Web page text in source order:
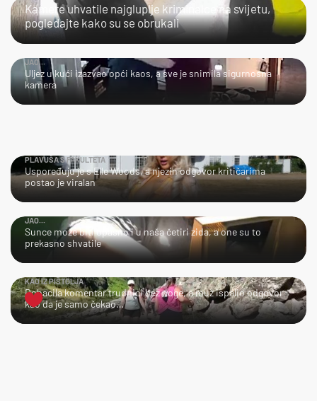
Kamere uhvatile najgluplje kriminalce na svijetu,
pogledajte kako su se obrukali
JAO...
Uljez u kući izazvao opći kaos, a sve je snimila sigurnosna
kamera
PLAVUŠA S FAKULTETA
Uspoređuju je s Elle Woods, a njezin odgovor kritičarima
postao je viralan
JAO...
Sunce može biti opasno i u naša četiri zida, a one su to
prekasno shvatile
KAO IZ PIŠTOLJA
Dobacila komentar trudnici bez noge, a muž ispalio odgovor
kao da je samo čekao…